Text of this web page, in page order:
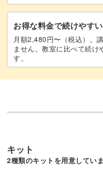
お得な料金で続けやすい
月額2,480円〜（税込）。
ません。教室に比べて続け
す。
キット
2種類のキットを用意していま